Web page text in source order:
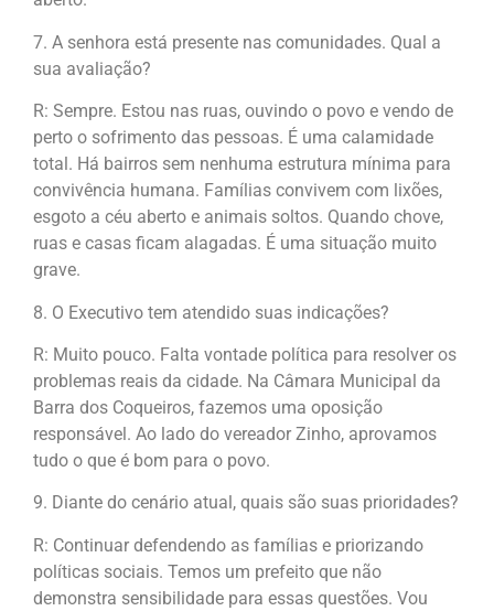
7. A senhora está presente nas comunidades. Qual a
sua avaliação?
R: Sempre. Estou nas ruas, ouvindo o povo e vendo de
perto o sofrimento das pessoas. É uma calamidade
total. Há bairros sem nenhuma estrutura mínima para
convivência humana. Famílias convivem com lixões,
esgoto a céu aberto e animais soltos. Quando chove,
ruas e casas ficam alagadas. É uma situação muito
grave.
8. O Executivo tem atendido suas indicações?
R: Muito pouco. Falta vontade política para resolver os
problemas reais da cidade. Na Câmara Municipal da
Barra dos Coqueiros, fazemos uma oposição
responsável. Ao lado do vereador Zinho, aprovamos
tudo o que é bom para o povo.
9. Diante do cenário atual, quais são suas prioridades?
R: Continuar defendendo as famílias e priorizando
políticas sociais. Temos um prefeito que não
demonstra sensibilidade para essas questões. Vou